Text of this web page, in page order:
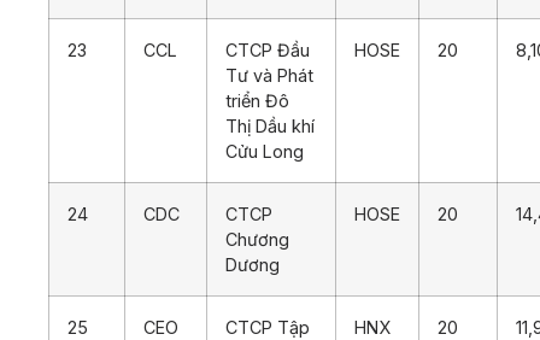
23 CCL
CTCP Đầu
Tư và Phát
triển Đô
Thị Dầu khí
Cửu Long
HOSE 20
24 CDC
CTCP
Chương
Dương
HOSE 20
25 CEO CTCP Tập HNX 20